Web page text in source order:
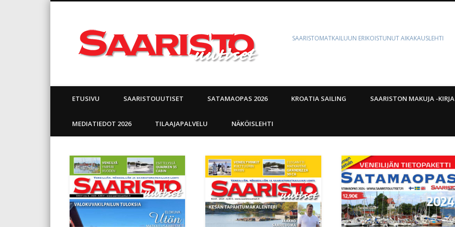
SAARISTOMATKAILUUN ERIKOISTUNUT AIKAKAUSLEHTI
Facebook
ETUSIVU SAARISTOUUTISET SATAMAOPAS 2026 KROATIA SAILING SAARISTON MAKUJA -KIRJA
MEDIATIEDOT 2026 TILAAJAPALVELU NÄKÖISLEHTI